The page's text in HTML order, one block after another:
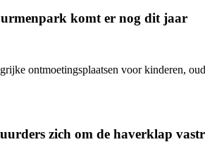
komt er nog dit jaar
ontmoetingsplaatsen voor kinderen,
zich om de haverklap